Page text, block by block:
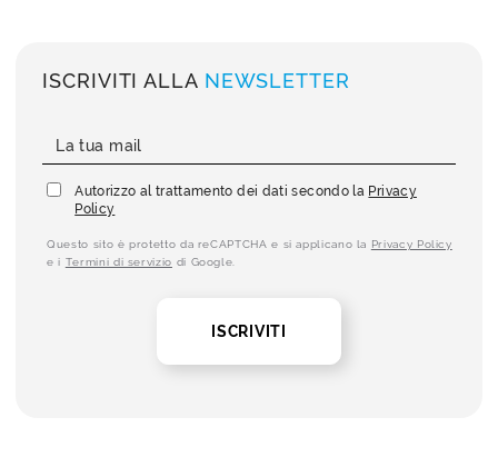
ISCRIVITI ALLA NEWSLETTER
Autorizzo al trattamento dei dati secondo la Privacy
Policy
Questo sito è protetto da reCAPTCHA e si applicano la Privacy Policy
e i Termini di servizio di Google.
ISCRIVITI